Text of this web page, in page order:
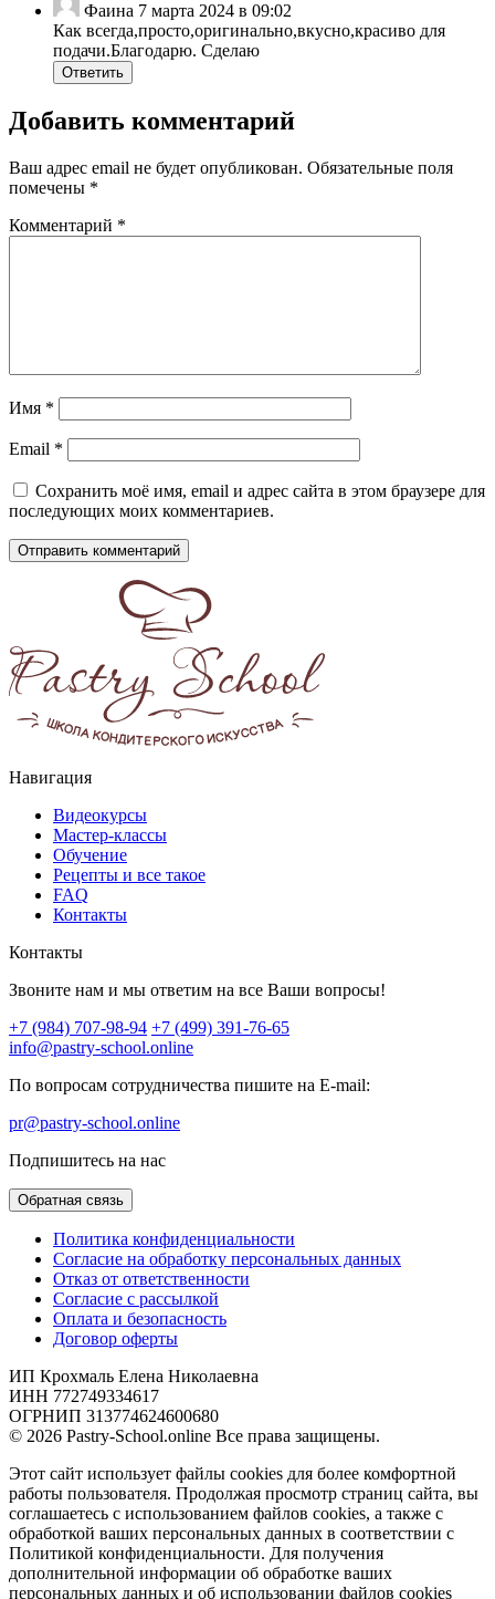
Фаина 7 марта 2024 в 09:02
Как всегда,просто,оригинально,вкусно,красиво для
подачи.Благодарю. Сделаю
Ответить
Добавить комментарий
Ваш адрес email не будет опубликован. Обязательные поля
помечены *
Комментарий *
Имя *
Email *
Сохранить моё имя, email и адрес сайта в этом браузере для
последующих моих комментариев.
Навигация
Видеокурсы
Мастер-классы
Обучение
Рецепты и все такое
FAQ
Контакты
Контакты
Звоните нам и мы ответим на все Ваши вопросы!
+7 (984) 707-98-94 +7 (499) 391-76-65
info@pastry-school.online
По вопросам сотрудничества пишите на E-mail:
pr@pastry-school.online
Подпишитесь на нас
Обратная связь
Политика конфиденциальности
Согласие на обработку персональных данных
Отказ от ответственности
Согласие с рассылкой
Оплата и безопасность
Договор оферты
ИП Крохмаль Елена Николаевна
ИНН 772749334617
ОГРНИП 313774624600680
© 2026 Pastry-School.online Все права защищены.
Этот сайт использует файлы cookies для более комфортной
работы пользователя. Продолжая просмотр страниц сайта, вы
соглашаетесь с использованием файлов cookies, а также с
обработкой ваших персональных данных в соответствии с
Политикой конфиденциальности. Для получения
дополнительной информации об обработке ваших
персональных данных и об использовании файлов cookies